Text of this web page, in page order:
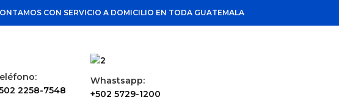
CON SERVICIO A DOMICILIO EN TODA GUATEMALA
2258-7548
Whastsapp:
+502 5729-1200